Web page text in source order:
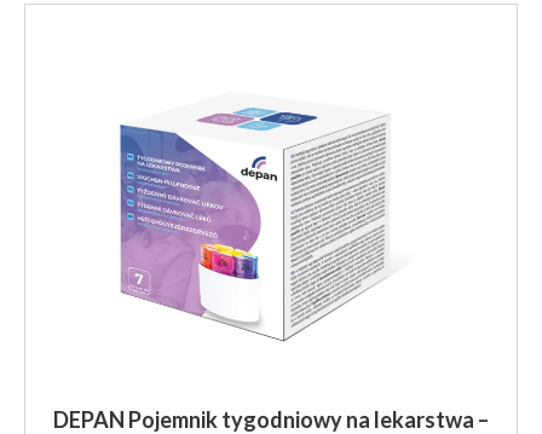
wariantów.
DEPAN Pojemnik tygodniowy na lekarstwa –